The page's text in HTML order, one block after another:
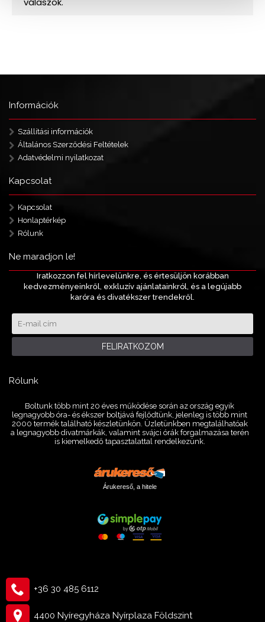
Információk
Szállítási információk
Általános Szerződési Feltételek
Adatvédelmi nyilatkozat
Kapcsolat
Kapcsolat
Honlaptérkép
Rólunk
Ne maradjon le!
Iratkozzon fel hírlevelünkre, és értesüljön korábban
kedvezményeinkről, exkluzív ajánlatainkról, és a legújabb
karóra és divatékszer trendekről.
FELIRATKOZOM
Rólunk
Boltunk több mint 20 éves működése során az ország egyik
legnagyobb óra- és ékszer boltjává fejlődtünk, jelenleg is több mint
2000 termék található készletünkön. Üzletünkben megtalálhatóak
a legnagyobb divatmárkák, valamint svájci órák forgalmazása terén
is kiemelkedő tapasztalattal rendelkezünk.
Árukereső, a hitele
+36 30 485 6112
4400 Nyíregyháza Nyírplaza Földszint